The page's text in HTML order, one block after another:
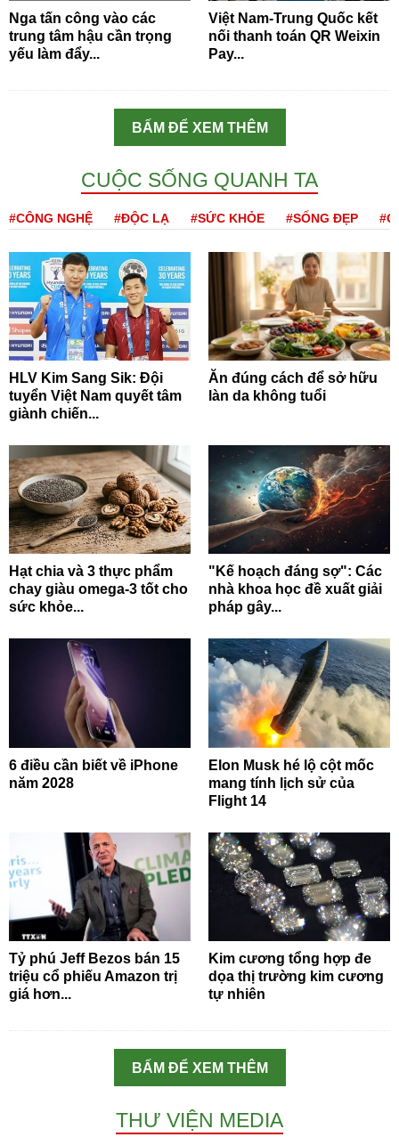
Nga tấn công vào các
trung tâm hậu cần trọng
yếu làm đẩy...
Việt Nam-Trung Quốc kết
nối thanh toán QR Weixin
Pay...
BẤM ĐỂ XEM THÊM
CUỘC SỐNG QUANH TA
#CÔNG NGHỆ #ĐỘC LẠ #SỨC KHỎE #SỐNG ĐẸP
HLV Kim Sang Sik: Đội
tuyển Việt Nam quyết tâm
giành chiến...
Ăn đúng cách để sở hữu
làn da không tuổi
Hạt chia và 3 thực phẩm
chay giàu omega-3 tốt cho
sức khỏe...
"Kế hoạch đáng sợ": Các
nhà khoa học đề xuất giải
pháp gây...
6 điều cần biết về iPhone
năm 2028
Elon Musk hé lộ cột mốc
mang tính lịch sử của
Flight 14
Tỷ phú Jeff Bezos bán 15
triệu cổ phiếu Amazon trị
giá hơn...
Kim cương tổng hợp đe
dọa thị trường kim cương
tự nhiên
BẤM ĐỂ XEM THÊM
THƯ VIỆN MEDIA